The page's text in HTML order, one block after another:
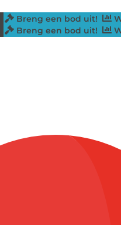
Breng een bod uit!
Breng een bod uit!